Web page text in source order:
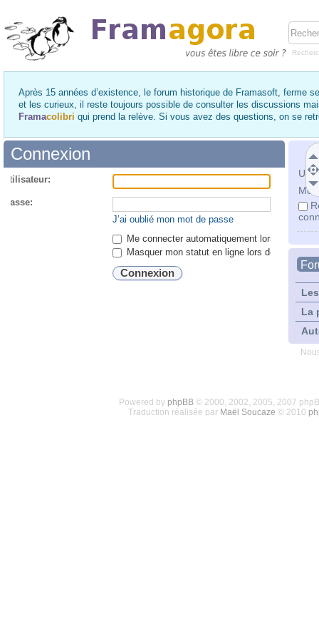
Après 15 années d’existence, le forum historique de Framasoft, ferme
et les curieux, il reste toujours possible de consulter les discussions
Framacolibri qui prend la relève. Si vous avez des questions, on se
Mot
La
Connexion
passe:
J’ai oublié mon mot de passe
Me connecter automatiquement lors de
Masquer mon statut en ligne lors de cette
Powered by phpBB© 2000, 2002, 2005, 2007
Traduction réalisée par Maël Soucaze © 2010